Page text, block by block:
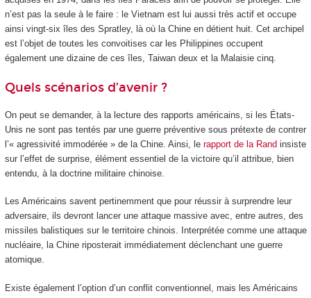
n’est pas la seule à le faire : le Vietnam est lui aussi très actif et occupe
ainsi vingt-six îles des Spratley, là où la Chine en détient huit. Cet archipel
est l’objet de toutes les convoitises car les Philippines occupent
également une dizaine de ces îles, Taiwan deux et la Malaisie cinq.
Quels scénarios d’avenir ?
On peut se demander, à la lecture des rapports américains, si les États-
Unis ne sont pas tentés par une guerre préventive sous prétexte de contrer
l’« agressivité immodérée » de la Chine. Ainsi, le rapport de la Rand insiste
sur l’effet de surprise, élément essentiel de la victoire qu’il attribue, bien
entendu, à la doctrine militaire chinoise.
Les Américains savent pertinemment que pour réussir à surprendre leur
adversaire, ils devront lancer une attaque massive avec, entre autres, des
missiles balistiques sur le territoire chinois. Interprétée comme une attaque
nucléaire, la Chine riposterait immédiatement déclenchant une guerre
atomique.
Existe également l’option d’un conflit conventionnel, mais les Américains